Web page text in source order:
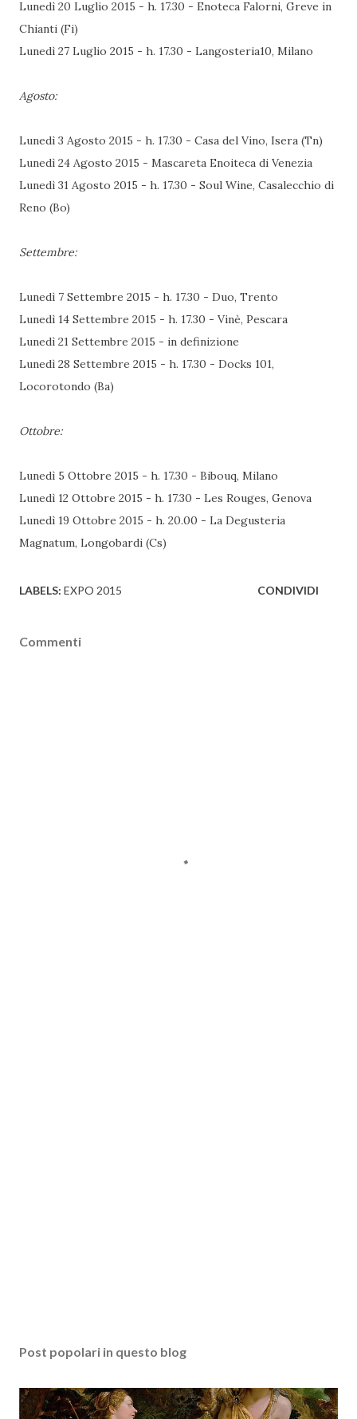
Lunedì 20 Luglio 2015 - h. 17.30 - Enoteca Falorni, Greve in
Chianti (Fi)
Lunedì 27 Luglio 2015 - h. 17.30 - Langosteria10, Milano
Agosto:
Lunedì 3 Agosto 2015 - h. 17.30 - Casa del Vino, Isera (Tn)
Lunedì 24 Agosto 2015 - Mascareta Enoiteca di Venezia
Lunedì 31 Agosto 2015 - h. 17.30 - Soul Wine, Casalecchio di
Reno (Bo)
Settembre:
Lunedì 7 Settembre 2015 - h. 17.30 - Duo, Trento
Lunedì 14 Settembre 2015 - h. 17.30 - Vinè, Pescara
Lunedì 21 Settembre 2015 - in definizione
Lunedì 28 Settembre 2015 - h. 17.30 - Docks 101,
Locorotondo (Ba)
Ottobre:
Lunedì 5 Ottobre 2015 - h. 17.30 - Bibouq, Milano
Lunedì 12 Ottobre 2015 - h. 17.30 - Les Rouges, Genova
Lunedì 19 Ottobre 2015 - h. 20.00 - La Degusteria
Magnatum, Longobardi (Cs)
LABELS: EXPO 2015 CONDIVIDI
Commenti
Post popolari in questo blog